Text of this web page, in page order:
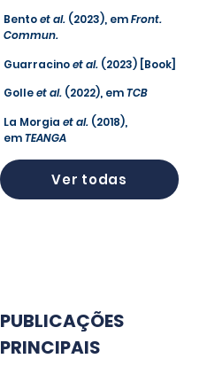
Bentoet al. (2023), emFront.
Commun.
Guarracinoet al. (2023) [Book]
Golleet al. (2022), emTCB
La Morgia et al. (2018),
emTEANGA
Ver todas
PUBLICAÇÕES
PRINCIPAIS